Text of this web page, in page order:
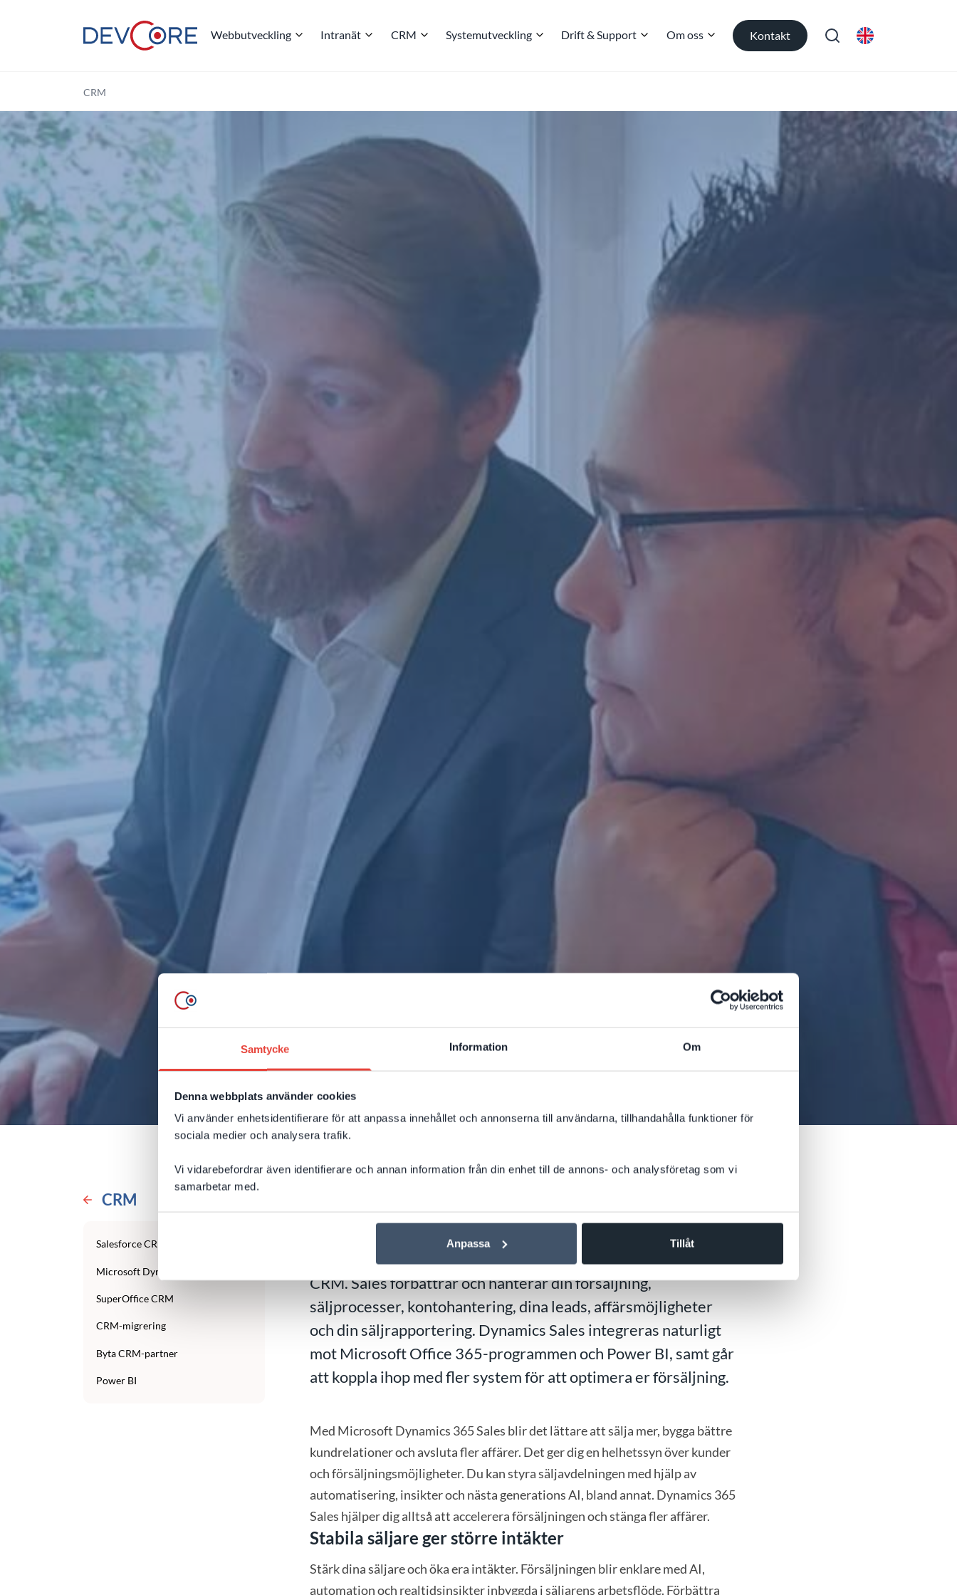
Samtycke Information Om
Denna webbplats använder cookies
Vi använder enhetsidentifierare för att anpassa innehållet och annonserna till användarna, tillhandahålla funktioner för
sociala medier och analysera trafik.
Vi vidarebefordrar även identifierare och annan information från din enhet till de annons- och analysföretag som vi
samarbetar med.
Anpassa Tillåt
Webbutveckling Intranät CRM Systemutveckling Drift & Support Om oss Kontakt
CRM
CRM
Salesforce CRM-konsulter
Microsoft Dynamics 365-konsulter
SuperOffice CRM
CRM-migrering
Byta CRM-partner
Power BI
Dynamics 365 Sales
Microsoft Dynamics 365 Sales är säljapplikationen i Dynamics
CRM. Sales förbättrar och hanterar din försäljning,
säljprocesser, kontohantering, dina leads, affärsmöjligheter
och din säljrapportering. Dynamics Sales integreras naturligt
mot Microsoft Office 365-programmen och Power BI, samt går
att koppla ihop med fler system för att optimera er försäljning.
Med Microsoft Dynamics 365 Sales blir det lättare att sälja mer, bygga bättre
kundrelationer och avsluta fler affärer. Det ger dig en helhetssyn över kunder
och försäljningsmöjligheter. Du kan styra säljavdelningen med hjälp av
automatisering, insikter och nästa generations AI, bland annat. Dynamics 365
Sales hjälper dig alltså att accelerera försäljningen och stänga fler affärer.
Stabila säljare ger större intäkter
Stärk dina säljare och öka era intäkter. Försäljningen blir enklare med AI,
automation och realtidsinsikter inbyggda i säljarens arbetsflöde. Förbättra